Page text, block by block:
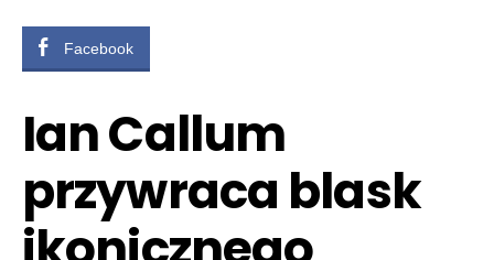
Facebook
Ian Callum
przywraca blask